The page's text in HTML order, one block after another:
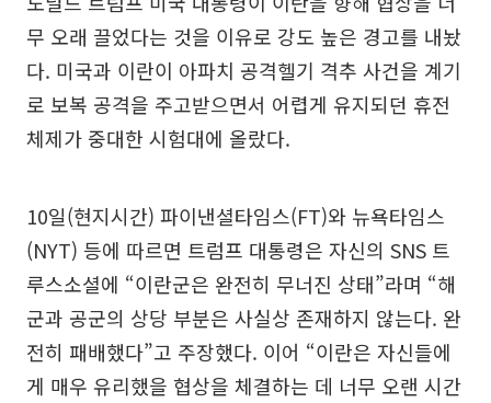
무 오래 끌었다는 것을 이유로 강도 높은 경고를 내놨
다. 미국과 이란이 아파치 공격헬기 격추 사건을 계기
로 보복 공격을 주고받으면서 어렵게 유지되던 휴전
체제가 중대한 시험대에 올랐다.
10일(현지시간) 파이낸셜타임스(FT)와 뉴욕타임스
(NYT) 등에 따르면 트럼프 대통령은 자신의 SNS 트
루스소셜에 “이란군은 완전히 무너진 상태”라며 “해
군과 공군의 상당 부분은 사실상 존재하지 않는다. 완
전히 패배했다”고 주장했다. 이어 “이란은 자신들에
게 매우 유리했을 협상을 체결하는 데 너무 오랜 시간